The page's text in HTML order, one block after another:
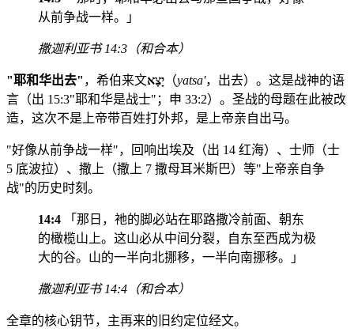
从前争战一样。」
撒迦利亚书 14:3（和合本）
"耶和华出去" ，希伯来文יָצָא （yatsa'，出去）。这是战神的语
言（出 15:3"耶和华是战士"；申 33:2）。圣战的母题在此被改
造，这次不是上帝带百姓打外邦，是上帝亲自出马。
"好像从前争战一样"，回响出埃及（出 14 红海）、士师（士
5 底波拉）、撒上（撒上 7 撒母耳米斯巴）等"上帝亲自争
战"的历史时刻。
14:4 「那日，祂的脚必站在耶路撒冷前面、朝东
的橄榄山上。这山必从中间分裂，自东至西成为极
大的谷。山的一半向北挪移，一半向南挪移。」
撒迦利亚书 14:4（和合本）
全章的核心钥节，主再来的旧约定位经文。